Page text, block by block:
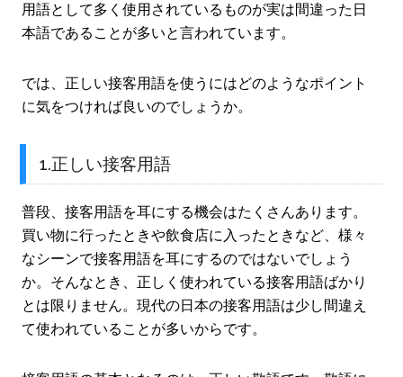
用語として多く使用されているものが実は間違った日
本語であることが多いと言われています。
では、正しい接客用語を使うにはどのようなポイント
に気をつければ良いのでしょうか。
1.正しい接客用語
普段、接客用語を耳にする機会はたくさんあります。
買い物に行ったときや飲食店に入ったときなど、様々
なシーンで接客用語を耳にするのではないでしょう
か。そんなとき、正しく使われている接客用語ばかり
とは限りません。現代の日本の接客用語は少し間違え
て使われていることが多いからです。